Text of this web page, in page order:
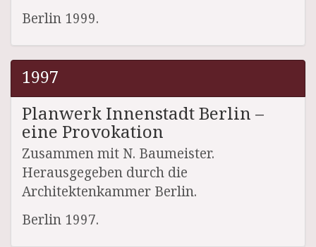
Berlin 1999.
1997
Planwerk Innenstadt Berlin –
eine Provokation
Zusammen mit N. Baumeister.
Herausgegeben durch die
Architektenkammer Berlin.
Berlin 1997.